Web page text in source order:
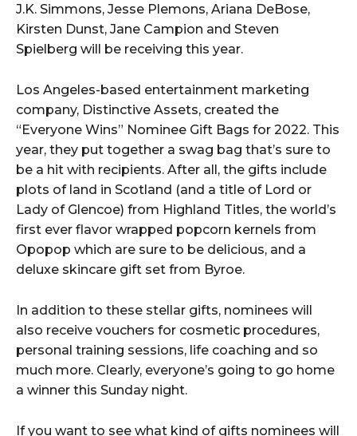
J.K. Simmons, Jesse Plemons, Ariana DeBose,
Kirsten Dunst, Jane Campion and Steven
Spielberg will be receiving this year.
Los Angeles-based entertainment marketing
company, Distinctive Assets, created the
“Everyone Wins” Nominee Gift Bags for 2022. This
year, they put together a swag bag that’s sure to
be a hit with recipients. After all, the gifts include
plots of land in Scotland (and a title of Lord or
Lady of Glencoe) from Highland Titles, the world’s
first ever flavor wrapped popcorn kernels from
Opopop which are sure to be delicious, and a
deluxe skincare gift set from Byroe.
In addition to these stellar gifts, nominees will
also receive vouchers for cosmetic procedures,
personal training sessions, life coaching and so
much more. Clearly, everyone’s going to go home
a winner this Sunday night.
If you want to see what kind of gifts nominees will